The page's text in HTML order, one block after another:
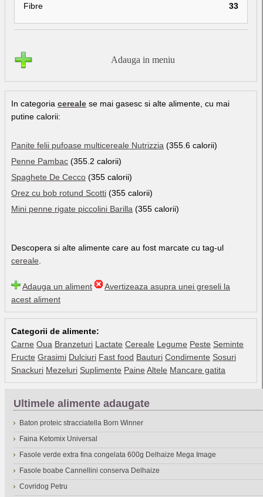
Fibre
33
Adauga in meniu
In categoria cereale se mai gasesc si alte alimente, cu mai
putine calorii:
Panite felii pufoase multicereale Nutrizzia (355.6 calorii)
Penne Pambac (355.2 calorii)
Spaghete De Cecco (355 calorii)
Orez cu bob rotund Scotti (355 calorii)
Mini penne rigate piccolini Barilla (355 calorii)
Descopera si alte alimente care au fost marcate cu tag-ul
cereale
Adauga un aliment
Avertizeaza asupra unei greseli la
acest aliment
Categorii de alimente:
Carne Oua Branzeturi Lactate Cereale Legume Peste Seminte
Fructe Grasimi Dulciuri Fast food Bauturi Condimente Sosuri
Snackuri Mezeluri Suplimente Paine Altele Mancare gatita
Ultimele alimente adaugate
Baton proteic stracciatella Born Winner
Faina Ketomix Universal
Fasole verde extra fina congelata 600g Delhaize Mega Image
Fasole boabe Cannellini conserva Delhaize
Covridog Petru